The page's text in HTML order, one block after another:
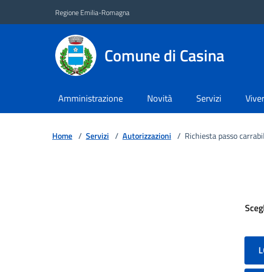
Regione Emilia-Romagna
Comune di Casina
Amministrazione Novità Servizi
Home / Servizi / Autorizzazioni / Richiesta passo